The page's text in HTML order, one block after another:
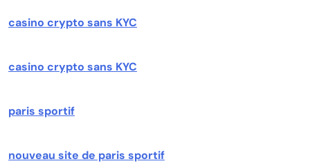
casino crypto sans KYC
casino crypto sans KYC
paris sportif
nouveau site de paris sportif